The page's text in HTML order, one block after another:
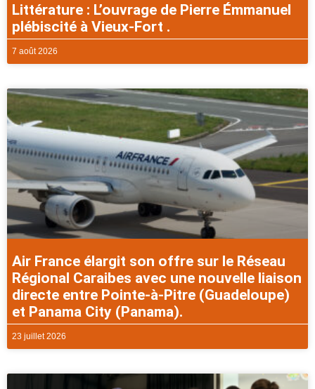
Littérature : L’ouvrage de Pierre Émmanuel
plébiscité à Vieux-Fort .
7 août 2026
Air France élargit son offre sur le Réseau
Régional Caraibes avec une nouvelle liaison
directe entre Pointe-à-Pitre (Guadeloupe)
et Panama City (Panama).
23 juillet 2026